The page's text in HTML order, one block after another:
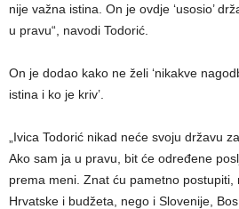
nije važna istina. On je ovdje ‘usosio’
u pravu“, navodi Todorić.
On je dodao kako ne želi ‘nikakve
istina i ko je kriv’.
„Ivica Todorić nikad neće svoju državu
Ako sam ja u pravu, bit će određene
prema meni. Znat ću pametno postupiti,
Hrvatske i budžeta, nego i Slovenije,